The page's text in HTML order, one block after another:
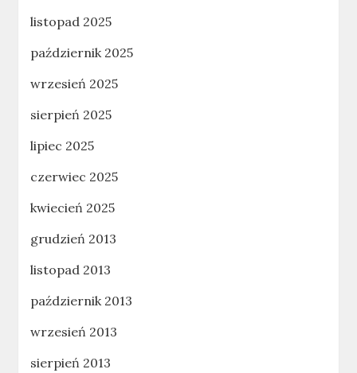
listopad 2025
październik 2025
wrzesień 2025
sierpień 2025
lipiec 2025
czerwiec 2025
kwiecień 2025
grudzień 2013
listopad 2013
październik 2013
wrzesień 2013
sierpień 2013